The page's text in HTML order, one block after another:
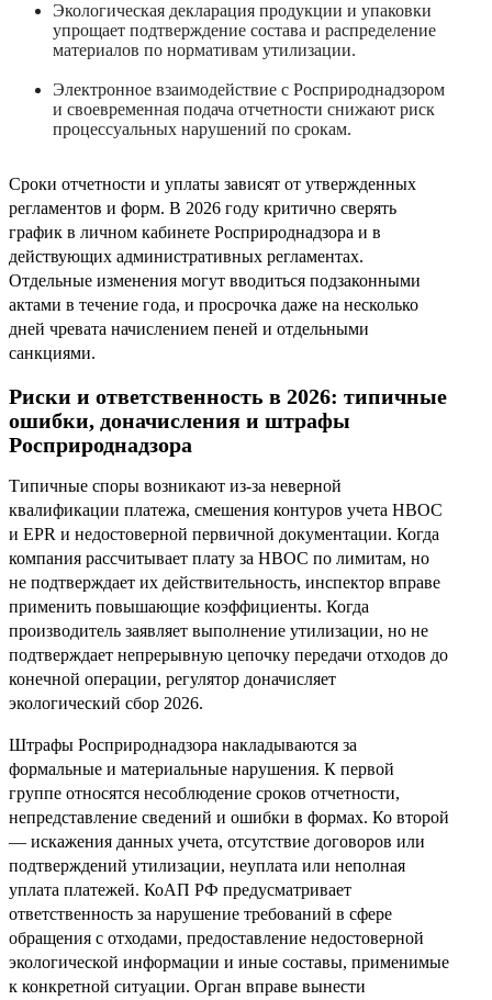
Экологическая декларация продукции и упаковки
упрощает подтверждение состава и распределение
материалов по нормативам утилизации.
Электронное взаимодействие с Росприроднадзором
и своевременная подача отчетности снижают риск
процессуальных нарушений по срокам.
Сроки отчетности и уплаты зависят от утвержденных
регламентов и форм. В 2026 году критично сверять
график в личном кабинете Росприроднадзора и в
действующих административных регламентах.
Отдельные изменения могут вводиться подзаконными
актами в течение года, и просрочка даже на несколько
дней чревата начислением пеней и отдельными
санкциями.
Риски и ответственность в 2026: типичные
ошибки, доначисления и штрафы
Росприроднадзора
Типичные споры возникают из-за неверной
квалификации платежа, смешения контуров учета НВОС
и EPR и недостоверной первичной документации. Когда
компания рассчитывает плату за НВОС по лимитам, но
не подтверждает их действительность, инспектор вправе
применить повышающие коэффициенты. Когда
производитель заявляет выполнение утилизации, но не
подтверждает непрерывную цепочку передачи отходов до
конечной операции, регулятор доначисляет
экологический сбор 2026.
Штрафы Росприроднадзора накладываются за
формальные и материальные нарушения. К первой
группе относятся несоблюдение сроков отчетности,
непредставление сведений и ошибки в формах. Ко второй
— искажения данных учета, отсутствие договоров или
подтверждений утилизации, неуплата или неполная
уплата платежей. КоАП РФ предусматривает
ответственность за нарушение требований в сфере
обращения с отходами, предоставление недостоверной
экологической информации и иные составы, применимые
к конкретной ситуации. Орган вправе вынести